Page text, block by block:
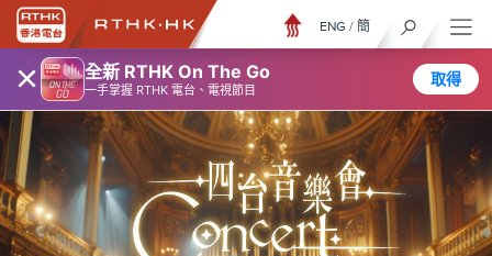
× 全新 RTHK On The Go
一手掌握 RTHK 電台、電視節目
取得
ENG / 簡